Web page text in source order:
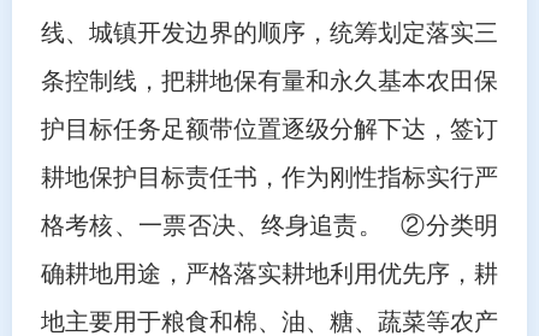
线、城镇开发边界的顺序，统筹划定落实三
条控制线，把耕地保有量和永久基本农田保
护目标任务足额带位置逐级分解下达，签订
耕地保护目标责任书，作为刚性指标实行严
格考核、一票否决、终身追责。 ②分类明
确耕地用途，严格落实耕地利用优先序，耕
地主要用于粮食和棉、油、糖、蔬菜等农产